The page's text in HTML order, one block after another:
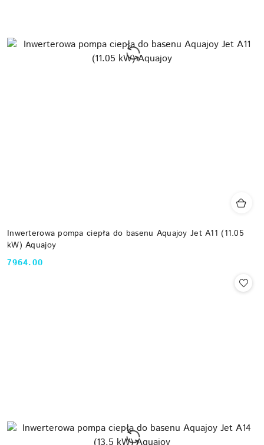
Inwerterowa pompa ciepła do basenu Aquajoy Jet A11 (11.05
kW) Aquajoy
Cena:
7964.00